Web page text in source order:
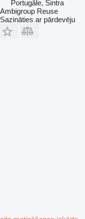
Portugāle, Sintra
Ambigroup Reuse
Sazināties ar pārdevēju